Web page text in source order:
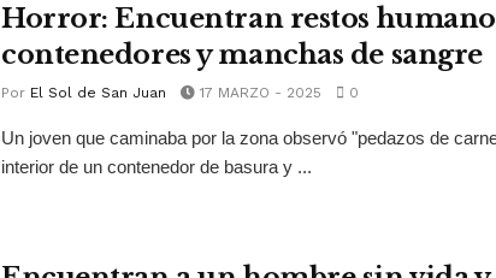
Horror: Encuentran restos
contenedores y manchas de sangre
Por El Sol de San Juan 17 MARZO - 2025 0
Un joven que caminaba por la zona observó "pedazos de
interior de un contenedor de basura y ...